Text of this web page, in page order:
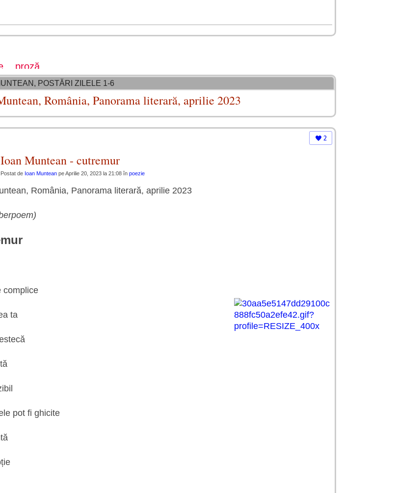
proză
POSTĂRI ZILELE 1-6
România, Panorama literară, aprilie 2023
2
Ioan Muntean - cutremur
Postat de Ioan Muntean pe Aprilie 20, 2023 la 21:08 în poezie
România, Panorama literară, aprilie 2023
complice
ta
pot fi ghicite